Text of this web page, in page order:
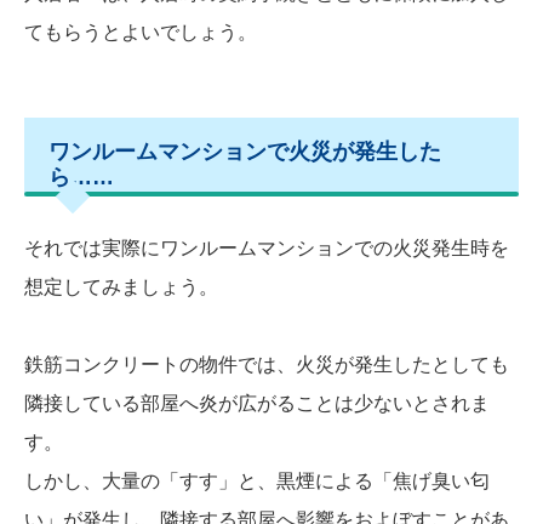
てもらうとよいでしょう。
ワンルームマンションで火災が発生した
ら……
それでは実際にワンルームマンションでの火災発生時を
想定してみましょう。
鉄筋コンクリートの物件では、火災が発生したとしても
隣接している部屋へ炎が広がることは少ないとされま
す。
しかし、大量の「すす」と、黒煙による「焦げ臭い匂
い」が発生し、隣接する部屋へ影響をおよぼすことがあ